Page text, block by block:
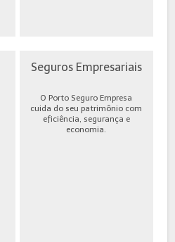
Seguros Empresariais
O Porto Seguro Empresa
cuida do seu patrimônio com
eficiência, segurança e
economia.